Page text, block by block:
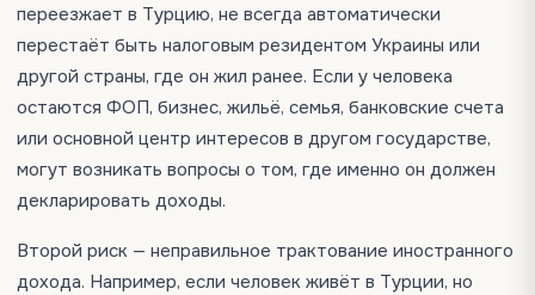
переезжает в Турцию, не всегда автоматически
перестаёт быть налоговым резидентом Украины или
другой страны, где он жил ранее. Если у человека
остаются ФОП, бизнес, жильё, семья, банковские счета
или основной центр интересов в другом государстве,
могут возникать вопросы о том, где именно он должен
декларировать доходы.
Второй риск — неправильное трактование иностранного
дохода. Например, если человек живёт в Турции, но